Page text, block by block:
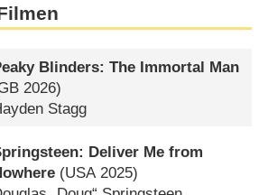
Blinders: The Immortal Man
2026)
Stagg
Deliver Me from
(USA2025)